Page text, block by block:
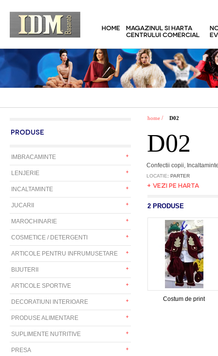
HOME
MAGAZINUL SI HARTA
CENTRULUI COMERCIAL
PRODUSE
IMBRACAMINTE
LENJERIE
INCALTAMINTE
JUCARII
MAROCHINARIE
COSMETICE / DETERGENTI
ARTICOLE PENTRU INFRUMUSETARE
BIJUTERII
ARTICOLE SPORTIVE
DECORATIUNI INTERIOARE
PRODUSE ALIMENTARE
SUPLIMENTE NUTRITIVE
PRESA
home / D02
D02
Confectii copii,
LOCATIE: PARTER
+ VEZI PE HARTA
2 PRODUSE
Costum de print